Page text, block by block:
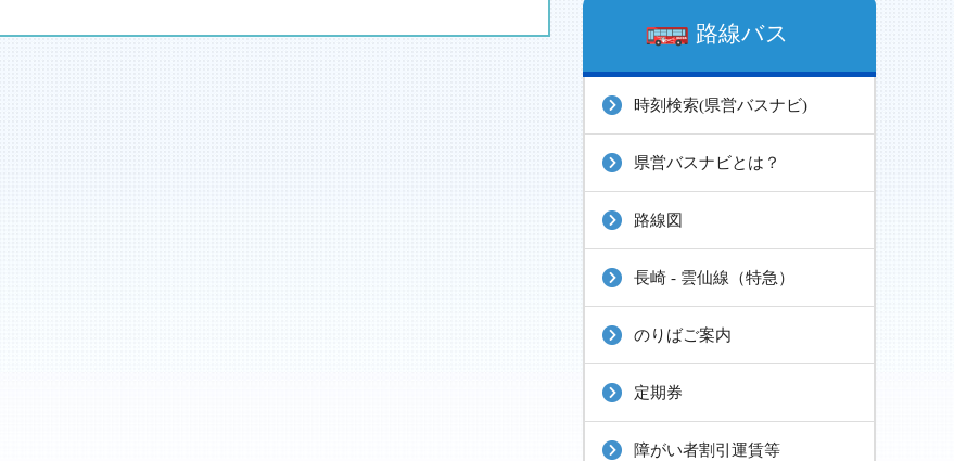
路線バス
時刻検索(県営バスナビ)
県営バスナビとは？
路線図
長崎 - 雲仙線（特急）
のりばご案内
定期券
障がい者割引運賃等